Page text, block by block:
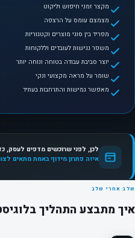
מקצר זמני חיפוש וליקוט
מצמצם עומס על הרצפה
מפריד בין סוגי מוצרים וקטגוריות
משפר נגישות לעובדים וללקוחות
יוצר סביבת עבודה בטוחה ונוחה יותר
שומר על מראה מקצועי ונקי
מאפשר גמישות והתרחבות בעתיד
לכן, לפני שרוכשים מדפים לעסק,
איזה פתרון מידוף באמת מתאים
שלב אחרי שלב
איך מתבצע התהליך